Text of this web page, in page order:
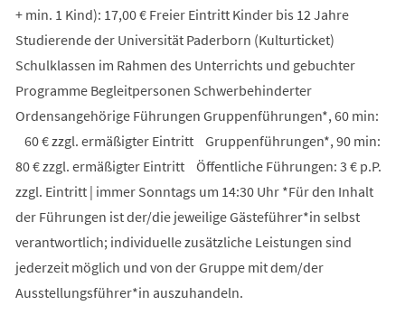
+ min. 1 Kind): 17,00 € Freier Eintritt Kinder bis 12 Jahre
Studierende der Universität Paderborn (Kulturticket)
Schulklassen im Rahmen des Unterrichts und gebuchter
Programme Begleitpersonen Schwerbehinderter
Ordensangehörige Führungen Gruppenführungen*, 60 min:
60 € zzgl. ermäßigter Eintritt Gruppenführungen*, 90 min:
80 € zzgl. ermäßigter Eintritt Öffentliche Führungen: 3 € p.P.
zzgl. Eintritt | immer Sonntags um 14:30 Uhr *Für den Inhalt
der Führungen ist der/die jeweilige Gästeführer*in selbst
verantwortlich; individuelle zusätzliche Leistungen sind
jederzeit möglich und von der Gruppe mit dem/der
Ausstellungsführer*in auszuhandeln.